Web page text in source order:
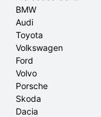
BMW
Audi
Toyota
Volkswagen
Ford
Volvo
Porsche
Skoda
Dacia